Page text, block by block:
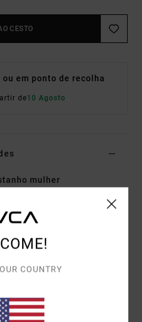
CESTO
ou em ponto de recolha
de10 Agosto
mulher
metálico
COUNTRY